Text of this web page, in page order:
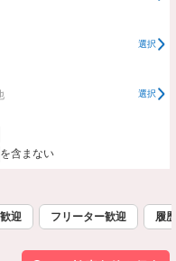
選択
選択
を含まない
迎 フリーター歓迎 履